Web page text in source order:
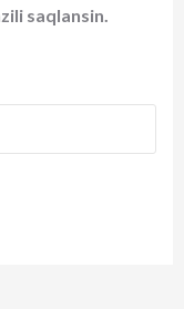
saqlansin.